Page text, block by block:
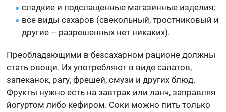
сладкие и подслащенные магазинные изделия;
все виды сахаров (свекольный, тростниковый и
другие – разрешенных нет никаких).
Преобладающими в безсахарном рационе должны
стать овощи. Их употребляют в виде салатов,
запеканок, рагу, фрешей, смузи и других блюд.
Фрукты нужно есть на завтрак или ланч, заправляя
йогуртом либо кефиром. Соки можно пить только